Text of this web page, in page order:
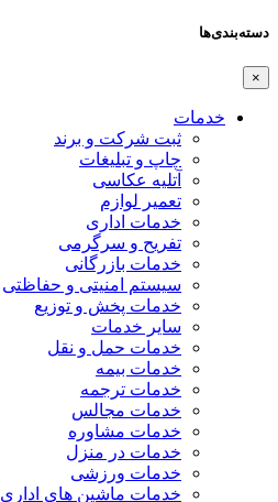
دسته‌بندی‌ها
×
خدمات
ثبت شرکت و برند
چاپ و تبلیغات
آتلیه عکاسی
تعمیر لوازم
خدمات اداری
تفریح و سرگرمی
خدمات بازرگانی
سیستم امنیتی و حفاظتی
خدمات پخش و توزیع
سایر خدمات
خدمات حمل و نقل
خدمات بیمه
خدمات ترجمه
خدمات مجالس
خدمات مشاوره
خدمات در منزل
خدمات ورزشی
خدمات ماشین های اداری